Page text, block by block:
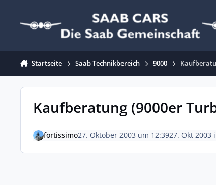
Startseite Saab Technikbereich 9000
Kaufberatung (9000er
fortissimo27. Oktober 2003 um 12:3927. Okt 2003